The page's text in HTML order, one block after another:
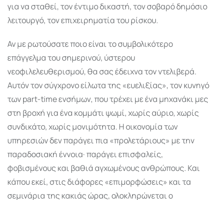
για να σταθεί, τον έντιμο δικαστή, τον σοβαρό δημόσιο
λειτουργό, τον επιχειρηματία του ρίσκου.
Αν με ρωτούσατε ποιο είναι το συμβολικότερο
επάγγελμα του σημερινού, ύστερου
νεοφιλελευθερισμού, θα σας έδειχνα τον ντελιβερά.
Αυτόν τον σύγχρονο είλωτα της «ευελιξίας», τον κυνηγό
των part-time ενσήμων, που τρέχει με ένα μηχανάκι μες
στη βροχή για ένα κομμάτι ψωμί, χωρίς αύριο, χωρίς
συνδικάτο, χωρίς μονιμότητα. Η οικονομία των
υπηρεσιών δεν παράγει πια «προλετάριους» με την
παραδοσιακή έννοια· παράγει επισφαλείς,
φοβισμένους και βαθιά αγχωμένους ανθρώπους. Και
κάπου εκεί, στις διάφορες «επιμορφώσεις» και τα
σεμινάρια της κακιάς ώρας, ολοκληρώνεται ο